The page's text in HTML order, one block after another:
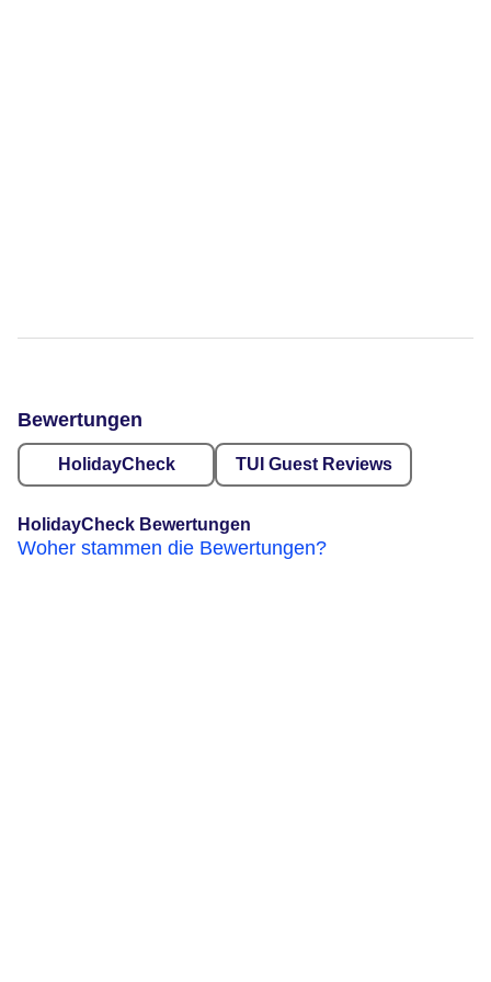
Bewertungen
HolidayCheck TUI Guest Reviews
HolidayCheck Bewertungen
Woher stammen die Bewertungen?